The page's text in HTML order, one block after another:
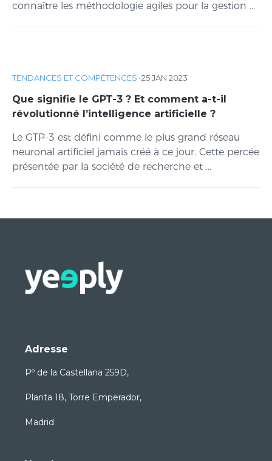
connaître les méthodologie agiles pour la gestion ...
TENDANCES ET COMPÉTENCES ·25 JAN 2023
Que signifie le GPT-3 ? Et comment a-t-il
révolutionné l’intelligence artificielle ?
Le GTP-3 est défini comme le plus grand réseau
neuronal artificiel jamais créé à ce jour. Cette percée
présentée par la société de recherche et ...
Adresse
Pº de la Castellana 259D,
Planta 18, Torre Emperador,
Madrid